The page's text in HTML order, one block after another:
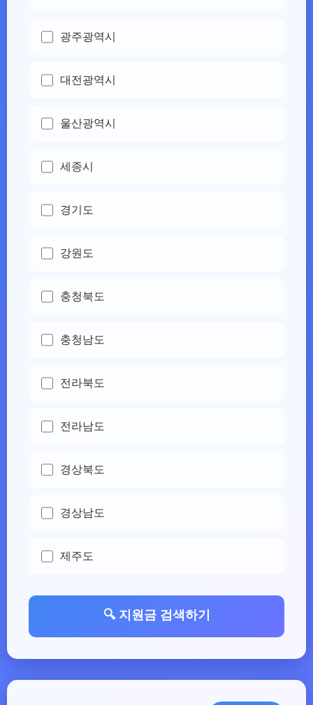
광주광역시
대전광역시
울산광역시
세종시
경기도
강원도
충청북도
충청남도
전라북도
전라남도
경상북도
경상남도
제주도
🔍 지원금 검색하기